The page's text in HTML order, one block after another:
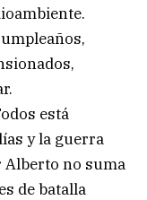
está
y la guerra
no suma
de batalla